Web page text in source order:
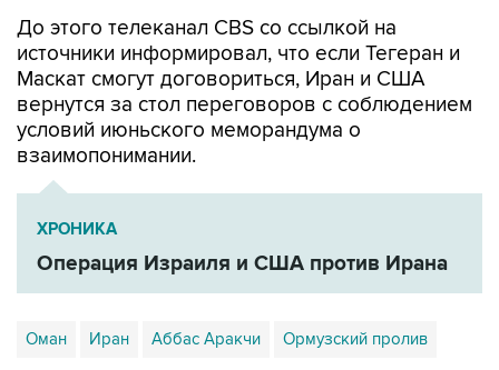
Маскат смогут договориться, Иран и США
вернутся за стол переговоров с соблюдением
условий июньского меморандума о
взаимопонимании.
ХРОНИКА
Операция Израиля и США против Ирана
Оман Иран Аббас Аракчи Ормузский пролив